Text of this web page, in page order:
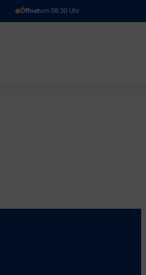
Öffnetum 08:30 Uhr